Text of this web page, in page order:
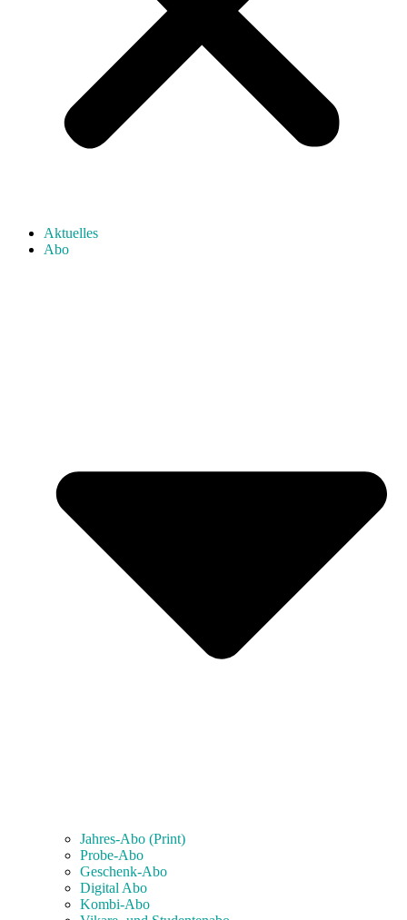
Aktuelles
Abo
Jahres-Abo (Print)
Probe-Abo
Geschenk-Abo
Digital Abo
Kombi-Abo